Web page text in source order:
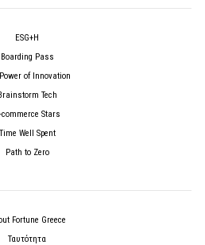
ESG+H
Boarding Pass
of Innovation
Tech
commerce Stars
Time Well Spent
Path to Zero
Fortune Greece
Ταυτότητα